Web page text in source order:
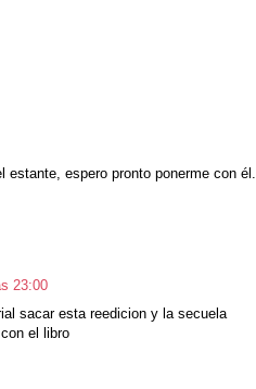
estante, espero pronto ponerme con él.
23:00
sacar esta reedicion y la secuela
el libro